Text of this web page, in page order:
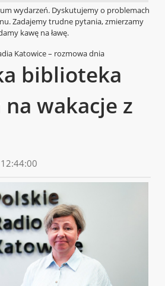
wydarzeń. Dyskutujemy o problemach
Zadajemy trudne pytania, zmierzamy
kawę na ławę.
Katowice – rozmowa dnia
biblioteka
na wakacje z
12:44:00